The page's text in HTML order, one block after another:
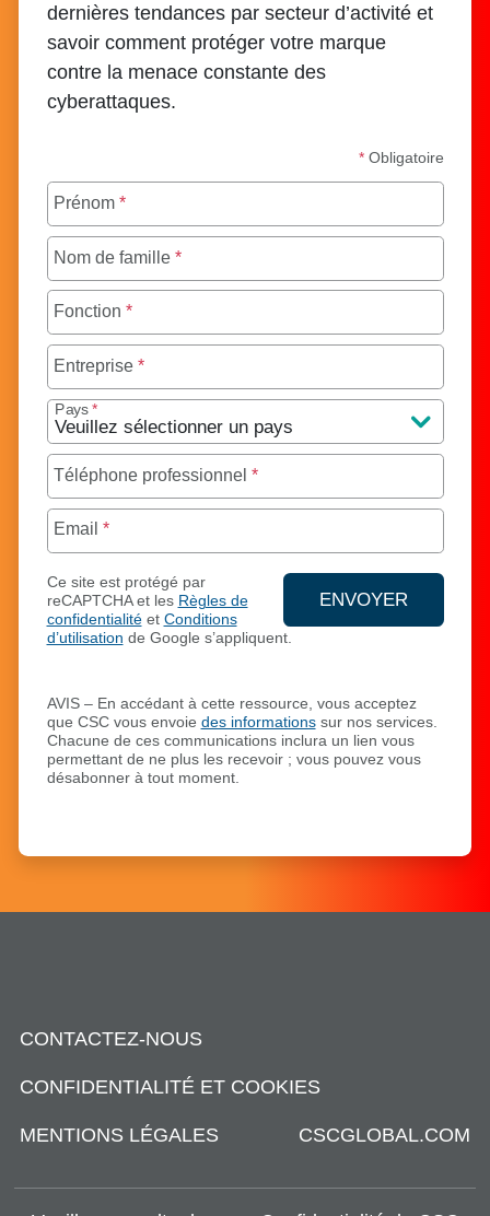
dernières tendances par secteur d’activité et
savoir comment protéger votre marque
contre la menace constante des
cyberattaques.
*Obligatoire
Prénom *
Nom de famille *
Fonction *
Entreprise *
Pays *
Téléphone professionnel *
Email *
Ce site est protégé par
reCAPTCHA et les Règles de
confidentialitéet Conditions
d’utilisation de Google s’appliquent.
ENVOYER
ENVOYEZ
AVIS – En accédant à cette ressource, vous acceptez
que CSC vous envoie des informationssur nos services.
Chacune de ces communications inclura un lien vous
permettant de ne plus les recevoir ; vous pouvez vous
désabonner à tout moment.
CONTACTEZ-NOUS
CONFIDENTIALITÉ ET COOKIES
MENTIONS LÉGALES CSCGLOBAL.COM